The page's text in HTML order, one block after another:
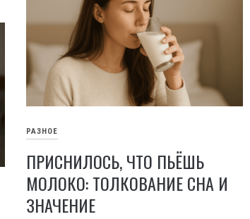
РАЗНОЕ
ПРИСНИЛОСЬ, ЧТО ПЬЁШЬ
МОЛОКО: ТОЛКОВАНИЕ СНА И
ЗНАЧЕНИЕ